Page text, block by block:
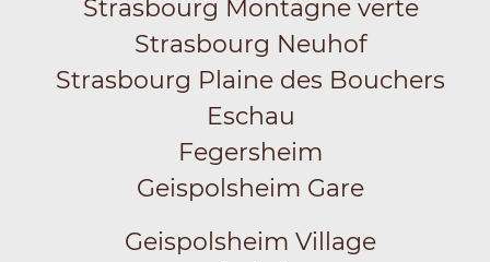
Strasbourg Montagne verte
Strasbourg Neuhof
Strasbourg Plaine des Bouchers
Eschau
Fegersheim
Geispolsheim Gare
Geispolsheim Village